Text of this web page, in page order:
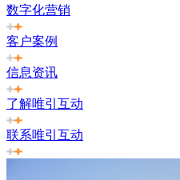
数字化营销
客户案例
信息资讯
了解唯引互动
联系唯引互动